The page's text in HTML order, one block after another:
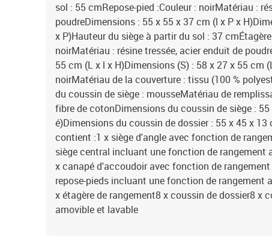
sol : 55 cmRepose-pied :Couleur : noirMatériau :
poudreDimensions : 55 x 55 x 37 cm (l x P x
x P)Hauteur du siège à partir du sol : 37
noirMatériau : résine tressée, acier enduit de
55 cm (L x l x H)Dimensions (S) : 58 x 27 x 55 cm
noirMatériau de la couverture : tissu (100 %
du coussin de siège : mousseMatériau de
fibre de cotonDimensions du coussin de siège :
é)Dimensions du coussin de dossier : 55 x 45 x 13
contient :1 x siège d'angle avec fonction de
siège central incluant une fonction de rangement
x canapé d'accoudoir avec fonction de
repose-pieds incluant une fonction de rangement
x étagère de rangement8 x coussin de dossier8 x
amovible et lavable